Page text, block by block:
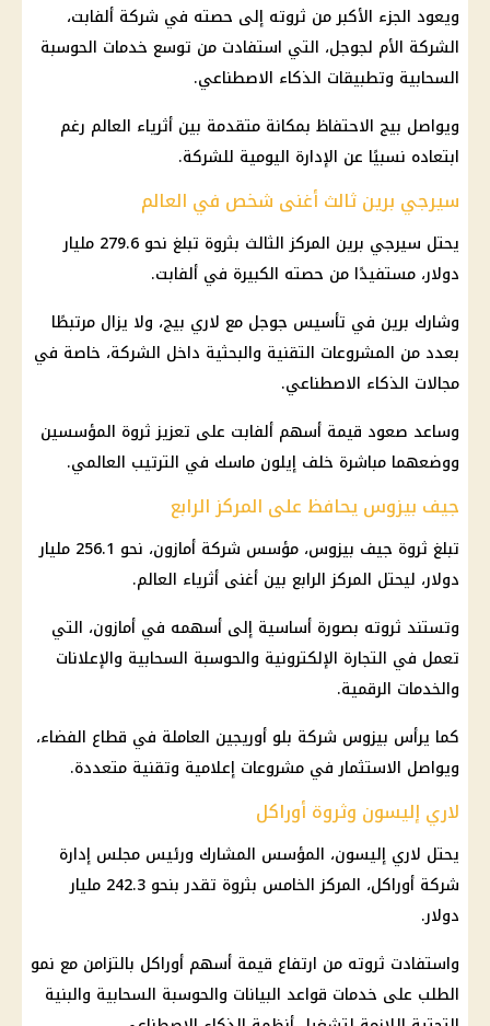
ويعود الجزء الأكبر من ثروته إلى حصته في شركة ألفابت،
الشركة الأم لجوجل، التي استفادت من توسع خدمات الحوسبة
السحابية وتطبيقات الذكاء الاصطناعي.
ويواصل بيج الاحتفاظ بمكانة متقدمة بين أثرياء العالم رغم
ابتعاده نسبيًا عن الإدارة اليومية للشركة.
سيرجي برين ثالث أغنى شخص في العالم
يحتل سيرجي برين المركز الثالث بثروة تبلغ نحو 279.6 مليار
دولار، مستفيدًا من حصته الكبيرة في ألفابت.
وشارك برين في تأسيس جوجل مع لاري بيج، ولا يزال مرتبطًا
بعدد من المشروعات التقنية والبحثية داخل الشركة، خاصة في
مجالات الذكاء الاصطناعي.
وساعد صعود قيمة أسهم ألفابت على تعزيز ثروة المؤسسين
ووضعهما مباشرة خلف إيلون ماسك في الترتيب العالمي.
جيف بيزوس يحافظ على المركز الرابع
تبلغ ثروة جيف بيزوس، مؤسس شركة أمازون، نحو 256.1 مليار
دولار، ليحتل المركز الرابع بين أغنى أثرياء العالم.
وتستند ثروته بصورة أساسية إلى أسهمه في أمازون، التي
تعمل في التجارة الإلكترونية والحوسبة السحابية والإعلانات
والخدمات الرقمية.
كما يرأس بيزوس شركة بلو أوريجين العاملة في قطاع الفضاء،
ويواصل الاستثمار في مشروعات إعلامية وتقنية متعددة.
لاري إليسون وثروة أوراكل
يحتل لاري إليسون، المؤسس المشارك ورئيس مجلس إدارة
شركة أوراكل، المركز الخامس بثروة تقدر بنحو 242.3 مليار
دولار.
واستفادت ثروته من ارتفاع قيمة أسهم أوراكل بالتزامن مع نمو
الطلب على خدمات قواعد البيانات والحوسبة السحابية والبنية